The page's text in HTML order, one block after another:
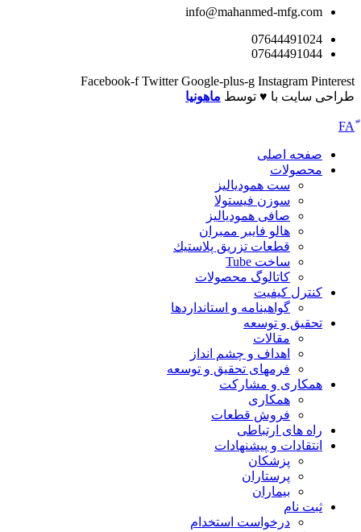
info@mahanmed-mfg.com
07644491024
07644491044
Facebook-f Twitter Google-plus-g Instagram Pinterest
طراحی سایت با ♥️ توسط ماهونیا
صفحه اصلی
محصولات
ست همودیالیز
سوزن فیستولا
صافی همودیالیز
هالو فایبر ممبران
قطعات تزريق پلاستيك
ساخت Tube
کاتالوگ محصولات
کنترل کیفیت
گواهينامه و استانداردها
تحقيق و توسعه
مقالات
اهداف و چشم انداز
فرمهای تحقیق و توسعه
همکاری و مشارکت
همکاری
فروش قطعات
راه های ارتباطی
انتقادات و پيشنهادات
پزشكان
پرستاران
بيماران
ثبت نام
درخواست استخدام